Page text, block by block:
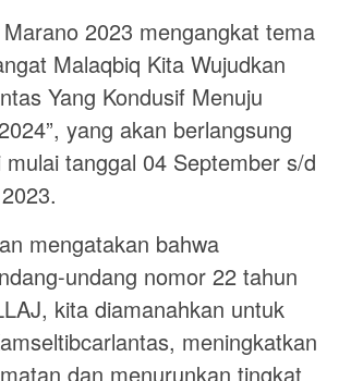
2023 mengangkat tema
Malaqbiq Kita Wujudkan
Yang Kondusif Menuju
yang akan berlangsung
tanggal 04 September s/d
mengatakan bahwa
undang nomor 22 tahun
kita diamanahkan untuk
meningkatkan
dan menurunkan tingkat